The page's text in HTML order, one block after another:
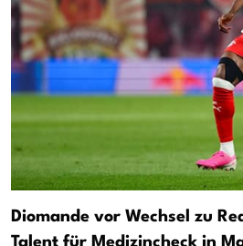
Diomande vor Wechsel zu
Talent für Medizincheck in